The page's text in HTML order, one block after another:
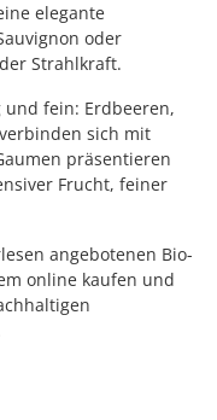
elegante
oder
Strahlkraft.
fein: Erdbeeren,
sich mit
präsentieren
Frucht, feiner
angebotenen Bio-
online kaufen und